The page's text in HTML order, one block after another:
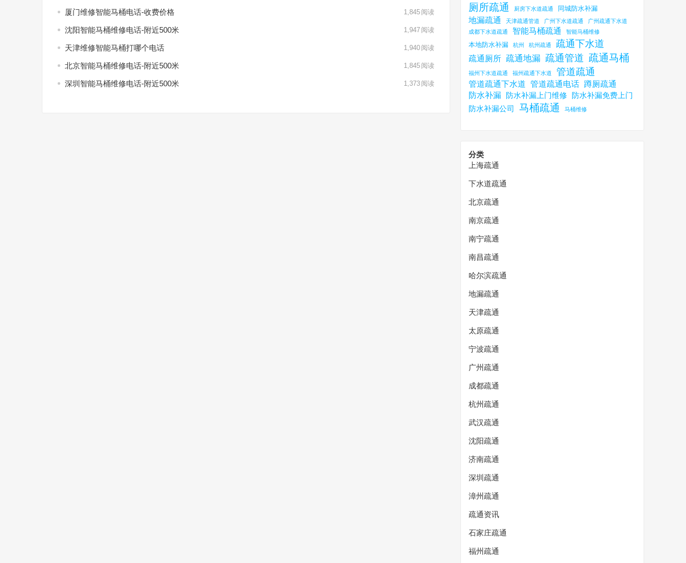
厦门维修智能马桶电话-收费价格 1,845 阅读
沈阳智能马桶维修电话-附近500米 1,947 阅读
天津维修智能马桶打哪个电话 1,940 阅读
北京智能马桶维修电话-附近500米 1,845 阅读
深圳智能马桶维修电话-附近500米 1,373 阅读
厕所疏通 厨房下水道疏通 同城防水补漏
地漏疏通 天津疏通管道 广州下水道疏通
广州疏通下水道
成都下水道疏通
智能马桶疏通 智能马桶维修
本地防水补漏 杭州 杭州疏通 疏通下水道
疏通厕所 疏通地漏 疏通管道 疏通马桶
福州下水道疏通 福州疏通下水道 管道疏通
管道疏通下水道 管道疏通电话 蹲厕疏通
防水补漏 防水补漏上门维修
防水补漏免费上门
防水补漏公司
马桶疏通 马桶维修
分类
上海疏通
下水道疏通
北京疏通
南京疏通
南宁疏通
南昌疏通
哈尔滨疏通
地漏疏通
天津疏通
太原疏通
宁波疏通
广州疏通
成都疏通
杭州疏通
武汉疏通
沈阳疏通
济南疏通
深圳疏通
漳州疏通
疏通资讯
石家庄疏通
福州疏通